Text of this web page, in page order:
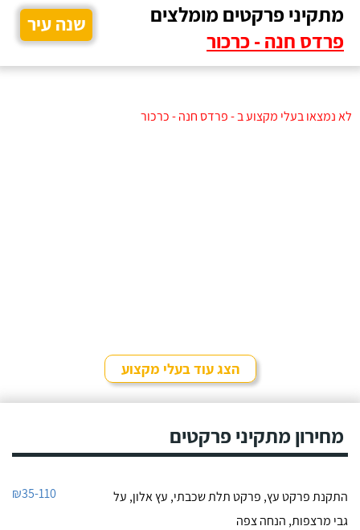
מתקיני פרקטים מומלצים
פרדס חנה - כרכור
שנה עיר
לא נמצאו בעלי מקצוע ב - פרדס חנה - כרכור
הצג עוד בעלי מקצוע
מחירון מתקיני פרקטים
התקנת פרקט עץ, פרקט תלת שכבתי, עץ אלון, על
גבי מרצפות, הנחה צפה
₪35-110